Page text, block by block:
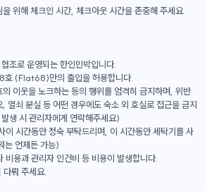
위해 체크인 시간, 체크아웃 시간을 존중해 주세요.
조로 운영되는 한인민박입니다.
호 (Flat68)만의 출입을 허용합니다.
이웃을 노크하는 등의 행위를 엄격히 금지하며, 위반
열쇠 분실 등 어떤 경우에도 숙소 외 호실로 접근을 금지
생 시 관리자에게 연락해주세요)
시간동안 정숙 부탁드리며, 이 시간동안 세탁기를 사
는 언제든 가능)
비용과 관리자 인건비 등 비용이 발생합니다.
뤄 주세요.